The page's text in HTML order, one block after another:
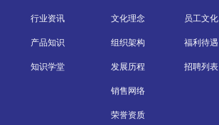
行业资讯
产品知识
知识学堂
文化理念
组织架构
发展历程
销售网络
荣誉资质
员工文化
福利待遇
招聘列表